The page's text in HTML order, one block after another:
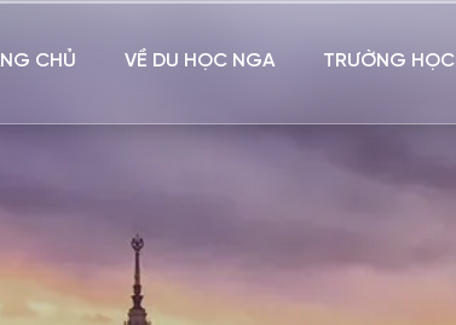
CHỦ VỀ DU HỌC NGA TRƯỜNG HỌC